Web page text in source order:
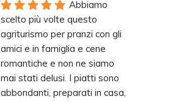
Abbiamo
scelto più volte questo
agriturismo per pranzi con gli
amici e in famiglia e cene
romantiche e non ne siamo
mai stati delusi. I piatti sono
abbondanti, preparati in casa,